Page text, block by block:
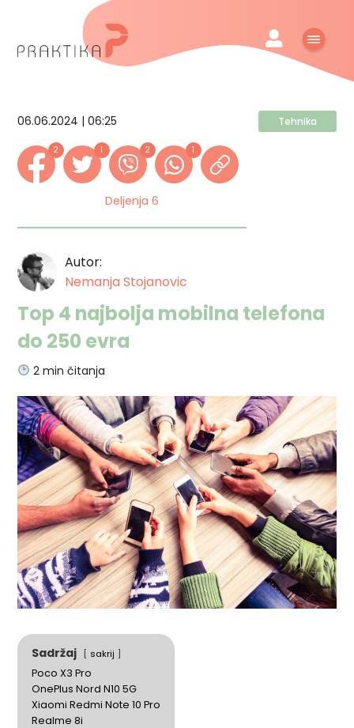
06.06.2024 | 06:25 Tehnika
2 1 2 1
Deljenja 6
Autor:
Nemanja Stojanovic
Top 4 najbolja mobilna telefona
do 250 evra
2 min čitanja
Sadržaj sakrij
Poco X3 Pro
OnePlus Nord N10 5G
Xiaomi Redmi Note 10 Pro
Realme 8i